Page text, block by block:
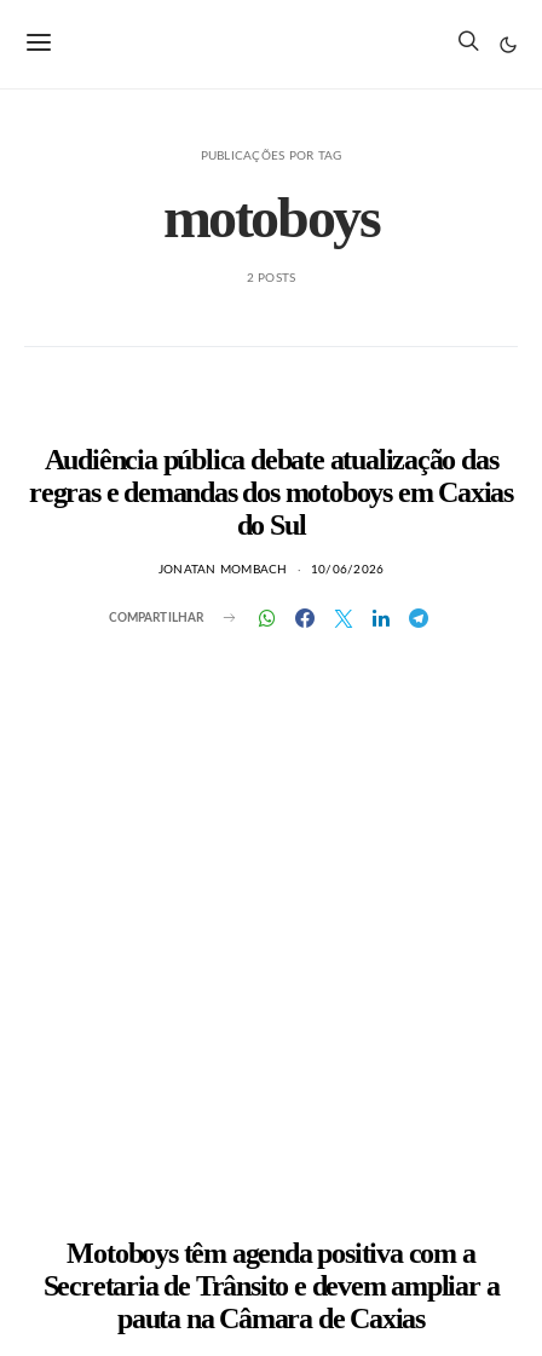
PUBLICAÇÕES POR TAG
motoboys
2 POSTS
Audiência pública debate atualização das
regras e demandas dos motoboys em Caxias
do Sul
JONATAN MOMBACH 10/06/2026
COMPARTILHAR
Motoboys têm agenda positiva com a
Secretaria de Trânsito e devem ampliar a
pauta na Câmara de Caxias